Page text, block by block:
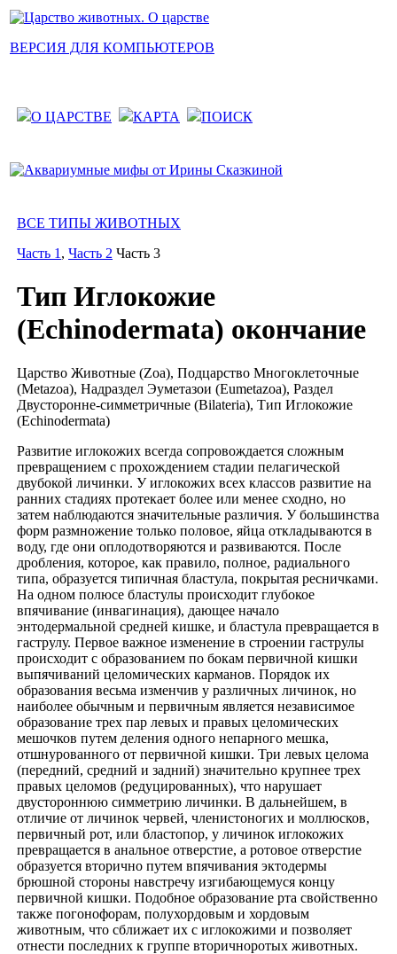
ВЕРСИЯ ДЛЯ КОМПЬЮТЕРОВ
О ЦАРСТВЕ КАРТА ПОИСК
ВСЕ ТИПЫ ЖИВОТНЫХ
Часть 1 , Часть 2 Часть 3
Тип Иглокожие
(Echinodermata) окончание
Царство Животные (Zoa), Подцарство Многоклеточные
(Metazoa), Надраздел Эуметазои (Eumetazoa), Раздел
Двусторонне-симметричные (Bilateria), Тип Иглокожие
(Echinodermata)
Развитие иглокожих всегда сопровождается сложным
превращением с прохождением стадии пелагической
двубокой личинки. У иглокожих всех классов развитие на
ранних стадиях протекает более или менее сходно, но
затем наблюдаются значительные различия. У большинства
форм размножение только половое, яйца откладываются в
воду, где они оплодотворяются и развиваются. После
дробления, которое, как правило, полное, радиального
типа, образуется типичная бластула, покрытая ресничками.
На одном полюсе бластулы происходит глубокое
впячивание (инвагинация), дающее начало
энтодермальной средней кишке, и бластула превращается в
гаструлу. Первое важное изменение в строении гаструлы
происходит с образованием по бокам первичной кишки
выпячиваний целомических карманов. Порядок их
образования весьма изменчив у различных личинок, но
наиболее обычным и первичным является независимое
образование трех пар левых и правых целомических
мешочков путем деления одного непарного мешка,
отшнурованного от первичной кишки. Три левых целома
(передний, средний и задний) значительно крупнее трех
правых целомов (редуцированных), что нарушает
двустороннюю симметрию личинки. В дальнейшем, в
отличие от личинок червей, членистоногих и моллюсков,
первичный рот, или бластопор, у личинок иглокожих
превращается в анальное отверстие, а ротовое отверстие
образуется вторично путем впячивания эктодермы
брюшной стороны навстречу изгибающемуся концу
первичной кишки. Подобное образование рта свойственно
также погонофорам, полухордовым и хордовым
животным, что сближает их с иглокожими и позволяет
отнести последних к группе вторичноротых животных.